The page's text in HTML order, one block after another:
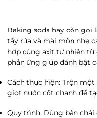
Baking soda hay còn gọi
tẩy rửa và mài mòn nhẹ
hợp cùng axit tự nhiên từ
phản ứng giúp đánh bật
Cách thực hiện: Trộn một
giọt nước cốt chanh để
Quy trình: Dùng bàn chải